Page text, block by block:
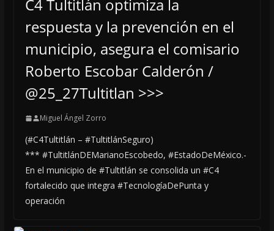
C4 Tultitlán optimiza la
respuesta y la prevención en el
municipio, asegura el comisario
Roberto Escobar Calderón /
@25_27Tultitlan >>>
Miguel Ángel Zorro
(#C4Tultitlán – #TultitlánSeguro)
*** #TultitlánDEMarianoEscobedo, #EstadoDeMéxico.-
En el municipio de #Tultitlán se consolida un #C4
fortalecido que integra #TecnologíaDePunta y
operación